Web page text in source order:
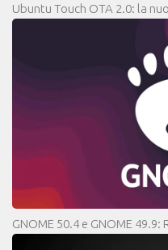
Ubuntu Touch OTA 2.0: la
GNOME 50.4 e GNOME